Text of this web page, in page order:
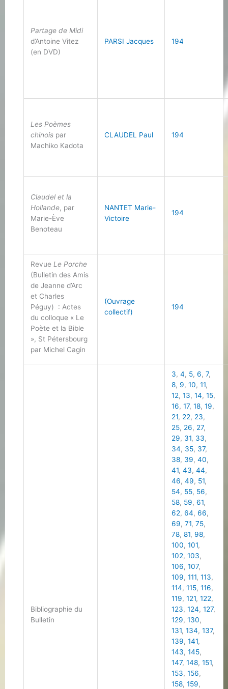
Partage de Midi
d’Antoine Vitez
(en DVD)
PARSI Jacques 194
Les Poèmes
chinois par
Machiko Kadota
CLAUDEL Paul 194
Claudel et la
Hollande, par
Marie-Ève
Benoteau
NANTET Marie-
Victoire
194
Revue Le Porche
(Bulletin des Amis
de Jeanne d’Arc
et Charles
Péguy) : Actes
du colloque « Le
Poète et la Bible
», St Pétersbourg
par Michel Cagin
(Ouvrage
collectif)
194
Bibliographie du
Bulletin
3,4, 5,6,7,
8, 9,10,11,
12,13,14,15,
16,17,18,19,
21, 22, 23,
25, 26, 27,
29, 31, 33,
34, 35, 37,
38, 39,40,
41,43,44,
46,49, 51,
54, 55, 56,
58, 59,61,
62,64,66,
69,71,75,
78,81, 98,
100,101,
102,103,
106,107,
109,111,113,
114,115,116,
119,121,122,
123,124,127,
129,130,
131,134,137,
139,141,
143,145,
147,148,151,
153,156,
158,159,